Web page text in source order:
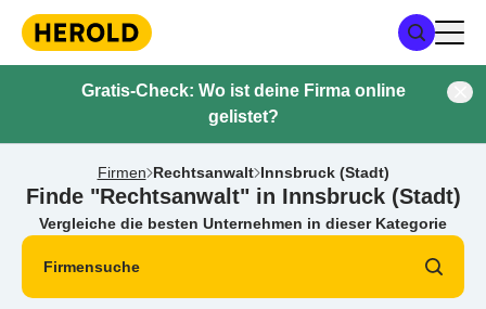
Gratis-Check: Wo ist deine Firma online
gelistet?
Firmen Rechtsanwalt Innsbruck (Stadt)
Finde "Rechtsanwalt" in Innsbruck (Stadt)
Vergleiche die besten Unternehmen in dieser Kategorie
Firmensuche